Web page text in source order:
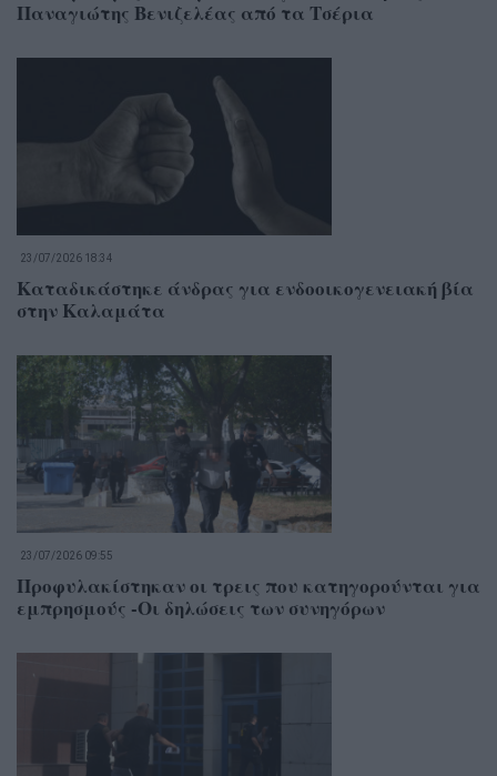
Παναγιώτης Βενιζελέας από τα Τσέρια
23/07/2026 18:34
Καταδικάστηκε άνδρας για ενδοοικογενειακή βία
στην Καλαμάτα
23/07/2026 09:55
Προφυλακίστηκαν οι τρεις που κατηγορούνται για
εμπρησμούς -Οι δηλώσεις των συνηγόρων